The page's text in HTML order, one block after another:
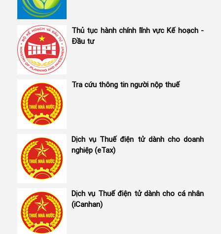
Thủ tục hành chính lĩnh vực Kế hoạch -
Đầu tư
Tra cứu thông tin người nộp thuế
Dịch vụ Thuế điện tử dành cho doanh
nghiệp (eTax)
Dịch vụ Thuế điện tử dành cho cá nhân
(iCanhan)